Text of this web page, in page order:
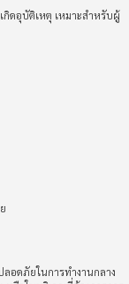
กิดอุบัติเหตุ เหมาะสำหรับผู้
อดภัยในการทำงานกลาง